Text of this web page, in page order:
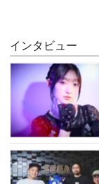
インタビュー